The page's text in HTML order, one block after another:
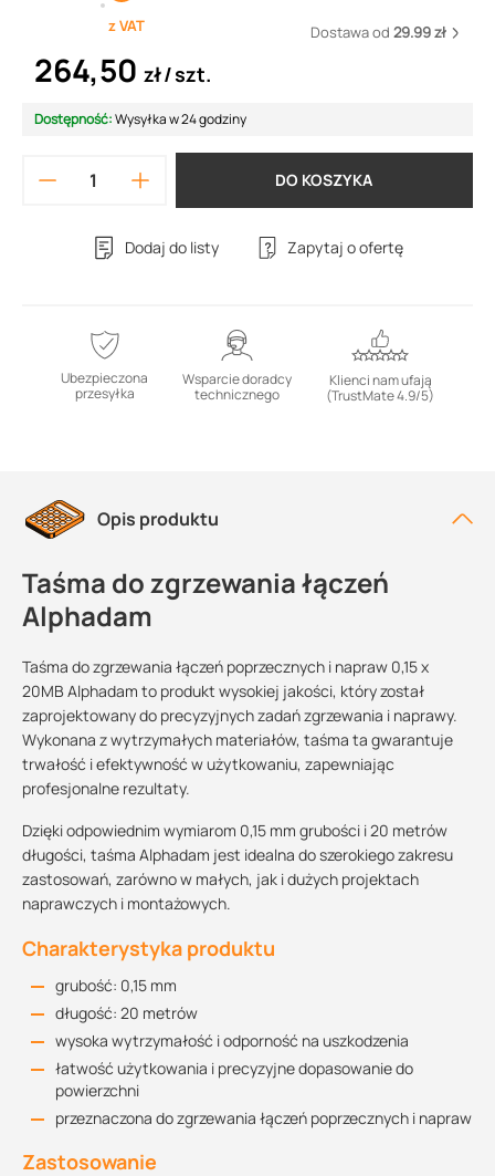
z VAT Dostawa od 29.99 zł
264,50 zł szt.
Dostępność:Wysyłka w 24 godziny
DO KOSZYKA
Dodaj do listy Zapytaj o ofertę
Ubezpieczona
przesyłka
Wsparcie doradcy
technicznego
Klienci nam ufają
(TrustMate 4.9/5)
Opis produktu
Taśma do zgrzewania łączeń
Alphadam
Taśma do zgrzewania łączeń poprzecznych i napraw 0,15 x
20MB Alphadam to produkt wysokiej jakości, który został
zaprojektowany do precyzyjnych zadań zgrzewania i naprawy.
Wykonana z wytrzymałych materiałów, taśma ta gwarantuje
trwałość i efektywność w użytkowaniu, zapewniając
profesjonalne rezultaty.
Dzięki odpowiednim wymiarom 0,15 mm grubości i 20 metrów
długości, taśma Alphadam jest idealna do szerokiego zakresu
zastosowań, zarówno w małych, jak i dużych projektach
naprawczych i montażowych.
Charakterystyka produktu
grubość: 0,15 mm
długość: 20 metrów
wysoka wytrzymałość i odporność na uszkodzenia
łatwość użytkowania i precyzyjne dopasowanie do
powierzchni
przeznaczona do zgrzewania łączeń poprzecznych i napraw
Zastosowanie